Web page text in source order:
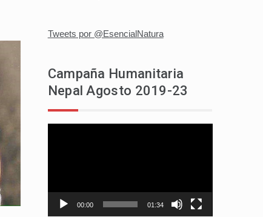
Tweets por @EsencialNatura
Campaña Humanitaria
Nepal Agosto 2019-23
00:00 01:34